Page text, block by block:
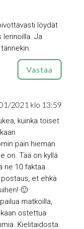
löydät
lennoilla. Ja
Vastaa
2021 klo 13:59
kuinka toiset
päin hieman
on. Tää on kyllä
ne 10 faktaa..
et ehkä
🙂
matkoilla,
ostettua
Kielitaidosta